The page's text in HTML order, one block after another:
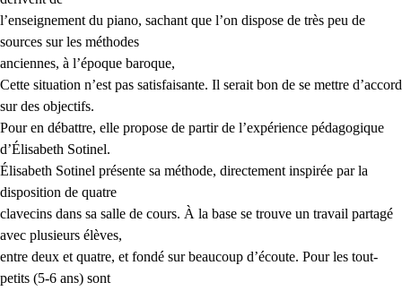
l’enseignement du piano, sachant que l’on dispose de très peu de
sources sur les méthodes
anciennes, à l’époque baroque,
Cette situation n’est pas satisfaisante. Il serait bon de se mettre d’accord
sur des objectifs.
Pour en débattre, elle propose de partir de l’expérience pédagogique
d’Élisabeth Sotinel.
Élisabeth Sotinel présente sa méthode, directement inspirée par la
disposition de quatre
clavecins dans sa salle de cours. À la base se trouve un travail partagé
avec plusieurs élèves,
entre deux et quatre, et fondé sur beaucoup d’écoute. Pour les tout-
petits (5-6 ans) sont